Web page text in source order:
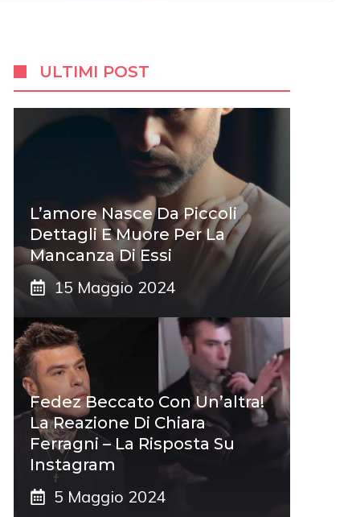
ULTIMI POST
L’amore Nasce Da Piccoli
Dettagli E Muore Per La
Mancanza Di Essi
15 Maggio 2024
Fedez Beccato Con Un’altra!
La Reazione Di Chiara
Ferragni – La Risposta Su
Instagram
5 Maggio 2024